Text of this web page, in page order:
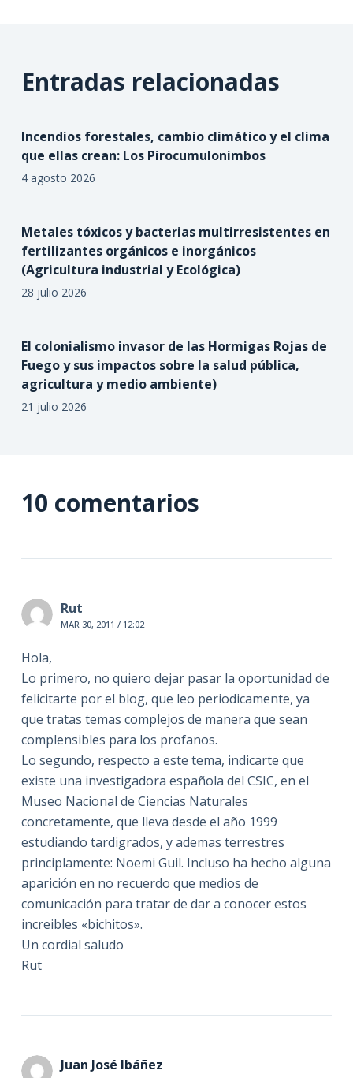
Entradas relacionadas
Incendios forestales, cambio climático y el clima
que ellas crean: Los Pirocumulonimbos
4 agosto 2026
Metales tóxicos y bacterias multirresistentes en
fertilizantes orgánicos e inorgánicos
(Agricultura industrial y Ecológica)
28 julio 2026
El colonialismo invasor de las Hormigas Rojas de
Fuego y sus impactos sobre la salud pública,
agricultura y medio ambiente)
21 julio 2026
10 comentarios
Rut
MAR 30, 2011 / 12:02
Hola,
Lo primero, no quiero dejar pasar la oportunidad de
felicitarte por el blog, que leo periodicamente, ya
que tratas temas complejos de manera que sean
complensibles para los profanos.
Lo segundo, respecto a este tema, indicarte que
existe una investigadora española del CSIC, en el
Museo Nacional de Ciencias Naturales
concretamente, que lleva desde el año 1999
estudiando tardigrados, y ademas terrestres
principlamente: Noemi Guil. Incluso ha hecho alguna
aparición en no recuerdo que medios de
comunicación para tratar de dar a conocer estos
increibles «bichitos».
Un cordial saludo
Rut
Juan José Ibáñez